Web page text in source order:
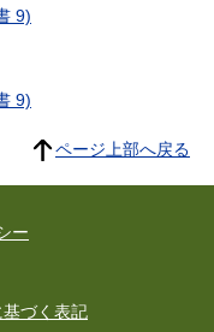
9)
9)
ページ上部へ戻る
ー
づく表記